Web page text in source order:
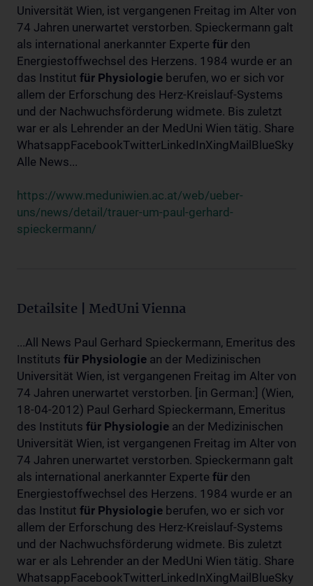
Universität Wien, ist vergangenen Freitag im Alter von
74 Jahren unerwartet verstorben. Spieckermann galt
als international anerkannter Experte für den
Energiestoffwechsel des Herzens. 1984 wurde er an
das Institut für Physiologie berufen, wo er sich vor
allem der Erforschung des Herz-Kreislauf-Systems
und der Nachwuchsförderung widmete. Bis zuletzt
war er als Lehrender an der MedUni Wien tätig. Share
WhatsappFacebookTwitterLinkedInXingMailBlueSky
Alle News...
https://www.meduniwien.ac.at/web/ueber-
uns/news/detail/trauer-um-paul-gerhard-
spieckermann/
Detailsite | MedUni Vienna
...All News Paul Gerhard Spieckermann, Emeritus des
Instituts für Physiologie an der Medizinischen
Universität Wien, ist vergangenen Freitag im Alter von
74 Jahren unerwartet verstorben. [in German:] (Wien,
18-04-2012) Paul Gerhard Spieckermann, Emeritus
des Instituts für Physiologie an der Medizinischen
Universität Wien, ist vergangenen Freitag im Alter von
74 Jahren unerwartet verstorben. Spieckermann galt
als international anerkannter Experte für den
Energiestoffwechsel des Herzens. 1984 wurde er an
das Institut für Physiologie berufen, wo er sich vor
allem der Erforschung des Herz-Kreislauf-Systems
und der Nachwuchsförderung widmete. Bis zuletzt
war er als Lehrender an der MedUni Wien tätig. Share
WhatsappFacebookTwitterLinkedInXingMailBlueSky